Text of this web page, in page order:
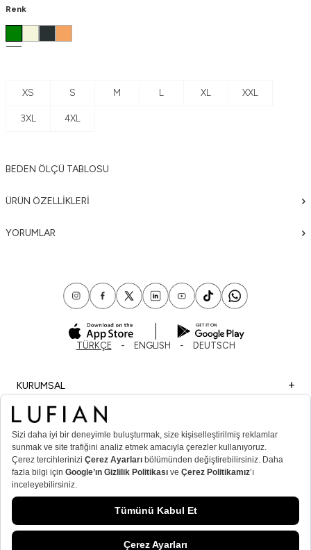
Renk
XS S M L XL XXL
3XL 4XL
BEDEN ÖLÇÜ TABLOSU
ÜRÜN ÖZELLIKLERI
YORUMLAR
TÜRKÇE ENGLISH DEUTSCH
KURUMSAL
ALIŞVERİŞ
ÖNEMLİ BİLGİLER
ÜYE
ERKEK POPÜLER KATEGORİLER
KADIN POPÜLER KATEGORİLER
© Lufian.com 2026 Tüm Hakları Saklıdır